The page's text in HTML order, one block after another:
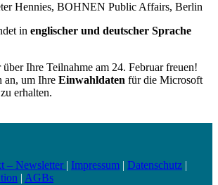
Hennies, BOHNEN Public Affairs, Berlin
in englischer und deutscher Sprache
Ihre Teilnahme am 24. Februar freuen!
an, um Ihre Einwahldaten für die Microsoft
erhalten.
– Newsletter | Impressum | Datenschutz |
| AGBs